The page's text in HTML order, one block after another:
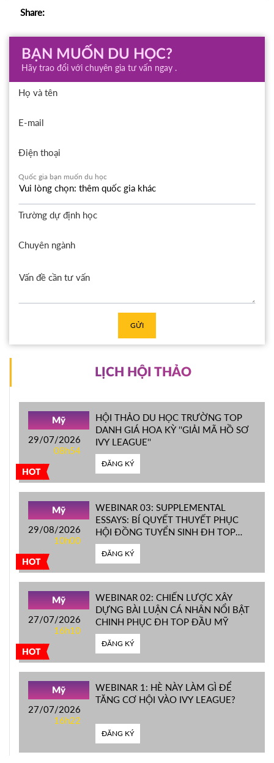
Share:
BẠN MUỐN DU HỌC?
Hãy trao đổi với chuyên gia tư vấn ngay .
Họ và tên
E-mail
Điện thoại
Quốc gia bạn muốn du học
Trường dự định học
Chuyên ngành
GỬI
LỊCH HỘI THẢO
HOT
Mỹ
29/07/2026
08h54
HỘI THẢO DU HỌC TRƯỜNG TOP
DANH GIÁ HOA KỲ ''GIẢI MÃ HỒ SƠ
IVY LEAGUE''
ĐĂNG KÝ
HOT
Mỹ
29/08/2026
10h00
WEBINAR 03: SUPPLEMENTAL
ESSAYS: BÍ QUYẾT THUYẾT PHỤC
HỘI ĐỒNG TUYỂN SINH ĐH TOP
ĐẦU MỸ
ĐĂNG KÝ
HOT
Mỹ
27/07/2026
16h10
WEBINAR 02: CHIẾN LƯỢC XÂY
DỰNG BÀI LUẬN CÁ NHÂN NỔI BẬT
CHINH PHỤC ĐH TOP ĐẦU MỸ
ĐĂNG KÝ
Mỹ
27/07/2026
16h22
WEBINAR 1: HÈ NÀY LÀM GÌ ĐỂ
TĂNG CƠ HỘI VÀO IVY LEAGUE?
ĐĂNG KÝ